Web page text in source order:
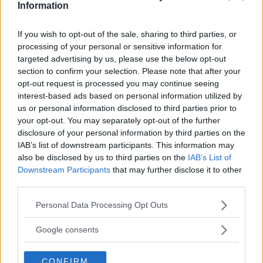
Information
If you wish to opt-out of the sale, sharing to third parties, or
processing of your personal or sensitive information for
targeted advertising by us, please use the below opt-out
section to confirm your selection. Please note that after your
opt-out request is processed you may continue seeing
interest-based ads based on personal information utilized by
us or personal information disclosed to third parties prior to
your opt-out. You may separately opt-out of the further
disclosure of your personal information by third parties on the
IAB’s list of downstream participants. This information may
also be disclosed by us to third parties on the IAB’s List of
Downstream Participants that may further disclose it to other
Please note that this website/app uses one or more Google
not limited to your visit or usage behaviour. You may click to
use your data for below specified purposes in below Google
Personal Data Processing Opt Outs
Google consents
CONFIRM
Perché la Poke hawaiana è
diventata tanto popolare anche